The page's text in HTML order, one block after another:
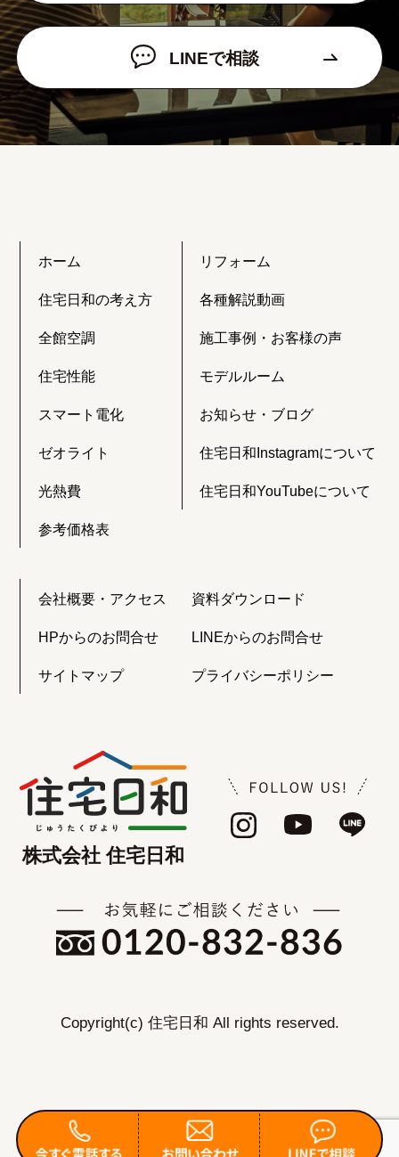
LINEで相談
ホーム
住宅日和の考え方
全館空調
住宅性能
スマート電化
ゼオライト
光熱費
参考価格表
リフォーム
各種解説動画
施工事例・お客様の声
モデルルーム
お知らせ・ブログ
住宅日和Instagramについて
住宅日和YouTubeについて
会社概要・アクセス 資料ダウンロード
HPからのお問合せ LINEからのお問合せ
サイトマップ プライバシーポリシー
株式会社 住宅日和
Copyright(c) 住宅日和 All rights reserved.